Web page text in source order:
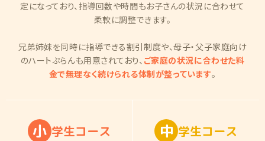
定になっており、指導回数や時間もお子さんの状況に合わせて
柔軟に調整できます。
兄弟姉妹を同時に指導できる割引制度や、母子・父子家庭向け
のハートぷらんも用意されており、 ご家庭の状況に合わせた料
金で無理なく続けられる体制が整っています。
小 学生コース 中 学生コース